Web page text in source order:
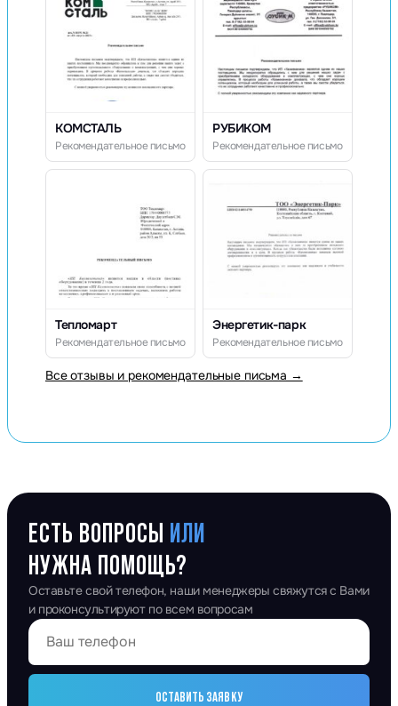
КОМСТАЛЬ
Рекомендательное письмо
РУБИКОМ
Рекомендательное письмо
Тепломарт
Рекомендательное письмо
Энергетик-парк
Рекомендательное письмо
Все отзывы и рекомендательные письма →
ЕСТЬ ВОПРОСЫ ИЛИ
НУЖНА ПОМОЩЬ?
Оставьте свой телефон, наши менеджеры свяжутся с Вами
и проконсультируют по всем вопросам
ОСТАВИТЬ ЗАЯВКУ